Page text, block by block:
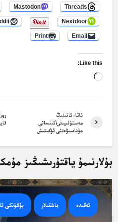
Threads
Mastodon
Nextdoor
Email
Print
Like this:
Loading…
ئاتا-ئانىنىڭ
مەسئۇلىيىتى\ئىنسانى
مۇناسىۋەتنى ئۆگىتىش
بۇلارنىمۇ ياقتۇرىشىڭىز
ئەقىدە باشقىلار بۈگۈنكى